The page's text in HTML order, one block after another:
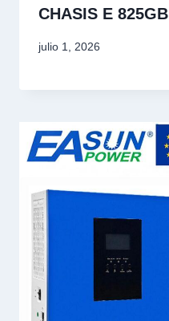
CHASIS E 825GB
julio 1, 2026